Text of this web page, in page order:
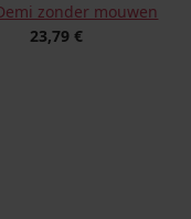
zonder mouwen
23,79 €